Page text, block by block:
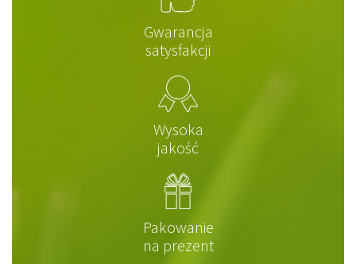
Gwarancja
satysfakcji
Wysoka
jakość
Pakowanie
na prezent